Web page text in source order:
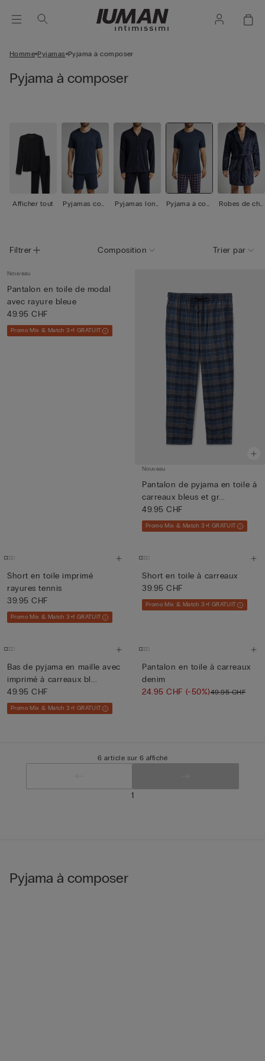
Homme Pyjamas Pyjama à composer
Pyjama à composer
Afficher tout
Pyjamas cour
Pyjamas long
Pyjama à com
Robes de cha
Filtrer Composition Trier par
Nouveau
Pantalon en toile de modal
avec rayure bleue
49.95 CHF
Promo Mix & Match 3+1 GRATUIT
Nouveau
Pantalon de pyjama en toile à
carreaux bleus et gr...
49.95 CHF
Promo Mix & Match 3+1 GRATUIT
Short en toile imprimé
rayures tennis
39.95 CHF
Promo Mix & Match 3+1 GRATUIT
Short en toile à carreaux
39.95 CHF
Promo Mix & Match 3+1 GRATUIT
Bas de pyjama en maille avec
imprimé à carreaux bl...
49.95 CHF
Promo Mix & Match 3+1 GRATUIT
Pantalon en toile à carreaux
denim
24.95 CHF (-50%)49.95 CHF
6 article sur 6 affiché
1
Pyjama à composer